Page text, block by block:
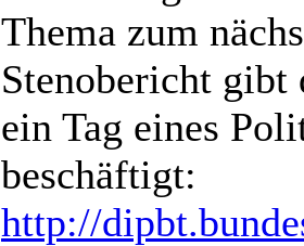
Thema zum
Stenobericht
ein Tag eines
beschäftigt:
http://